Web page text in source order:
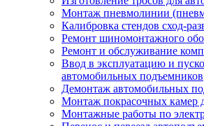
Монтаж пневмолинии
Калибровка стендов сход-
Ремонт шиномонтажного
Ремонт и обслуживание
Ввод в эксплуатацию и
автомобильных подъемников
Демонтаж автомобильных
Монтаж покрасочных камер
Монтажные работы по